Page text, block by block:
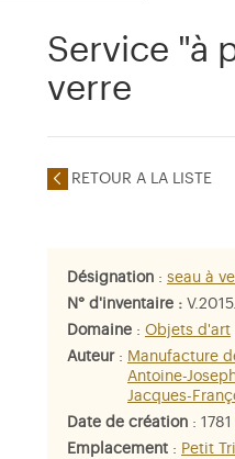
Service "à
verre
RETOUR A LA LISTE
Désignation : seau à
N° d'inventaire :
Domaine : Objets d'art
Auteur: Manufacture
Antoine-
Jacques-
Date de création : 1781
Emplacement : Petit